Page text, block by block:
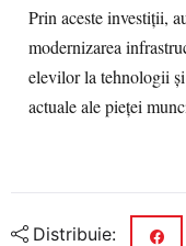
Prin aceste investiții,
modernizarea
elevilor la tehnologii
actuale ale pieței
Distribuie: